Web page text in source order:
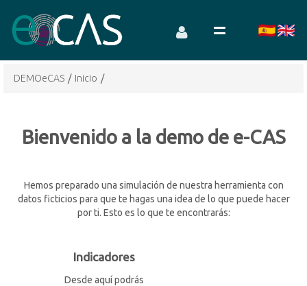
DEMOeCAS / Inicio /
Bienvenido a la demo de e-CAS
Hemos preparado una simulación de nuestra herramienta con
datos ficticios para que te hagas una idea de lo que puede hacer
por ti. Esto es lo que te encontrarás:
Indicadores
Desde aquí podrás